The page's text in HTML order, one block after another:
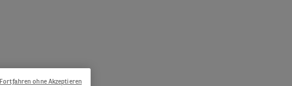
Fortfahren ohne Akzeptieren